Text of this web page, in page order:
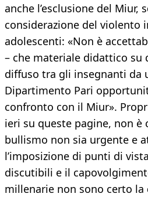
anche l’esclusione del Miur,
considerazione del violento
adolescenti: «Non è
– che materiale didattico su
diffuso tra gli insegnanti da
Dipartimento Pari
confronto con il Miur».
ieri su queste pagine, non è
bullismo non sia urgente e
l’imposizione di punti di
discutibili e il
millenarie non sono certo la